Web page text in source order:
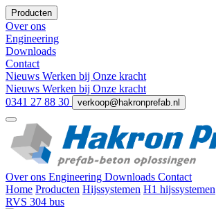
Producten
Over ons
Engineering
Downloads
Contact
Nieuws Werken bij Onze kracht
Nieuws Werken bij Onze kracht
0341 27 88 30
verkoop@hakronprefab.nl
Over ons Engineering Downloads Contact
Home Producten Hijssystemen H1 hijssystemen
RVS 304 bus